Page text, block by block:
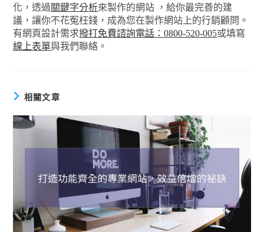
化，透過關鍵字分析來製作的網站 ，給你最完善的建
議，讓你不花冤枉錢，成為您在製作網站上的行銷顧問。
有網頁設計需求撥打免費諮詢電話：0800-520-005或填寫
線上表單與我們聯絡。
相關文章